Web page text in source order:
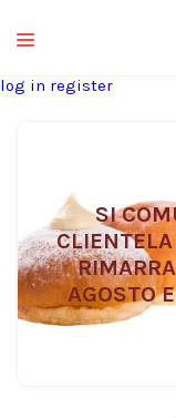
liquori tipici
log in register
SI
AGOSTO